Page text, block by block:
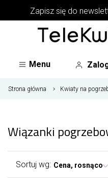
Zapisz się do
Menu
Strona główna Kwiaty na
Wiązanki
Sortuj wg: Cena, rosnąco